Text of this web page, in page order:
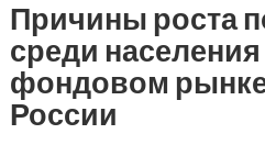
Причины роста
среди
фондовом
России